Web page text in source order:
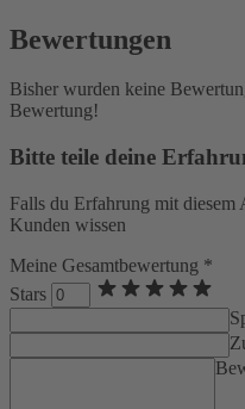
Bewertungen
Bisher wurden keine
Bewertung!
Bitte teile deine
Falls du Erfahrung mit diesem
Kunden wissen
Meine Gesamtbewertung *
Stars